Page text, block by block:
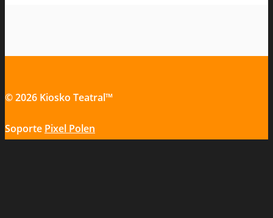
© 2026 Kiosko Teatral™
Soporte Pixel Polen